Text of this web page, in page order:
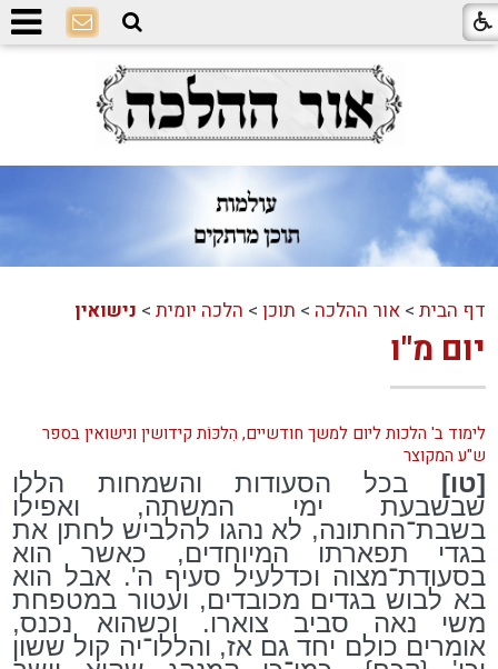
דף הבית >אור ההלכה > תוכן > הלכה יומית > נישואין
יום מ"ו
לימוד ב' הלכות ליום למשך חודשיים, הִלכּוֹת קידושין ונישואין בספר
ש"ע המקוצר
[טו] בכל הסעודות והשמחות הללו
שבשבעת ימי המשתה, ואפילו
בשבת־החתונה, לא נהגו להלביש לחתן את
בגדי תפארתו המיוחדים, כאשר הוא
בסעודת־מצוה וכדלעיל סעיף ה'. אבל הוא
בא לבוש בגדים מכובדים, ועטור במטפחת
משי נאה סביב צוארו. וכשהוא נכנס,
אומרים כולם יחד גם אז, והללו־יה קול ששון